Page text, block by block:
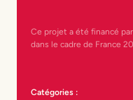
Ce projet a été financé
dans le cadre de France
Catégories :